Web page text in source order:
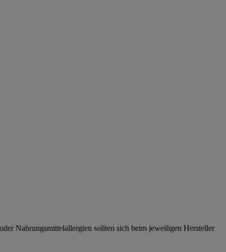
Nahrungsmittelallergien sollten sich beim jeweiligen Hersteller